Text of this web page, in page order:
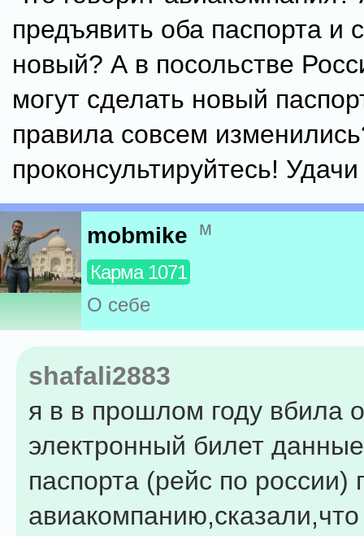
предъявить оба паспорта и
новый? А в посольстве
могут сделать новый
правила совсем
проконсультируйтесь!
mobmike м
Карма 1071
О себе
shafali2883
я в в прошлом году вбила
электронный билет
паспорта (рейс по россии)